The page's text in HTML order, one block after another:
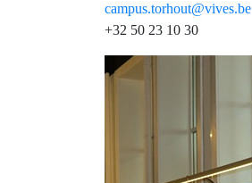
campus.torhout@vives.be
+32 50 23 10 30